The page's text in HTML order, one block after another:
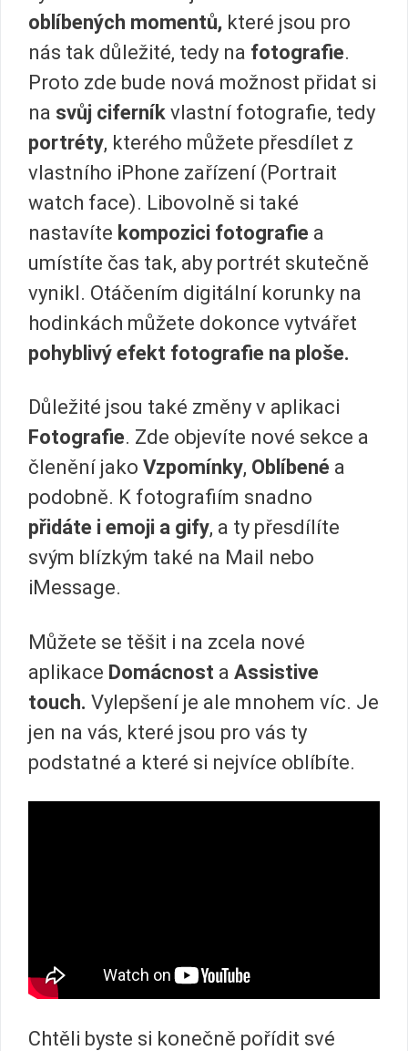
oblíbených momentů, které jsou pro
nás tak důležité, tedy na fotografie.
Proto zde bude nová možnost přidat si
na svůj ciferník vlastní fotografie, tedy
portréty, kterého můžete přesdílet z
vlastního iPhone zařízení (Portrait
watch face). Libovolně si také
nastavíte kompozici fotografie a
umístíte čas tak, aby portrét skutečně
vynikl. Otáčením digitální korunky na
hodinkách můžete dokonce vytvářet
pohyblivý efekt fotografie na ploše.
Důležité jsou také změny v aplikaci
Fotografie. Zde objevíte nové sekce a
členění jako Vzpomínky, Oblíbené a
podobně. K fotografiím snadno
přidáte i emoji a gify, a ty přesdílíte
svým blízkým také na Mail nebo
iMessage.
Můžete se těšit i na zcela nové
aplikace Domácnost a Assistive
touch. Vylepšení je ale mnohem víc. Je
jen na vás, které jsou pro vás ty
podstatné a které si nejvíce oblíbíte.
Chtěli byste si konečně pořídit své